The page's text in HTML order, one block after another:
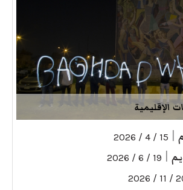
الإقليمية
15 / 4 / 2026
19 / 6 / 2026
20 /